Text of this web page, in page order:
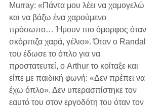
Murray: «Πάντα μου λέει να χαμογελώ
και να βάζω ένα χαρούμενο
πρόσωπο… Ήμουν πιο όμορφος όταν
σκόρπιζα χαρά, γέλιο». Όταν ο Randal
του έδωσε το όπλο για να
προστατευτεί, ο Arthur το κοίταξε και
είπε με παιδική φωνή: «Δεν πρέπει να
έχω όπλο». Δεν υπερασπίστηκε τον
εαυτό του στον εργοδότη του όταν τον